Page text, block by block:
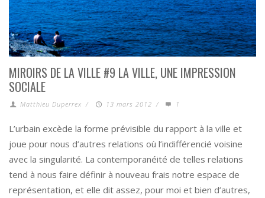
MIROIRS DE LA VILLE #9 LA VILLE, UNE IMPRESSION
SOCIALE
Matthieu Duperrex / 13 mars 2012 / 1
L’urbain excède la forme prévisible du rapport à la ville et
joue pour nous d’autres relations où l’indifférencié voisine
avec la singularité. La contemporanéité de telles relations
tend à nous faire définir à nouveau frais notre espace de
représentation, et elle dit assez, pour moi et bien d’autres,